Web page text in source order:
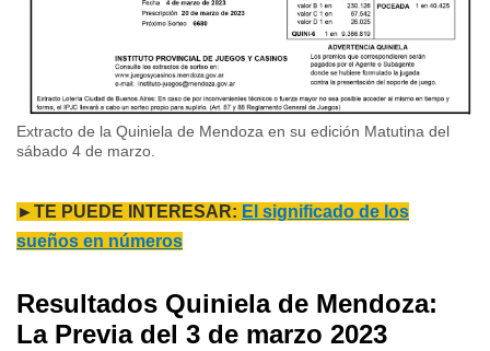
Extracto de la Quiniela de Mendoza en su edición Matutina del
sábado 4 de marzo.
►TE PUEDE INTERESAR: El significado de los
sueños en números
Resultados Quiniela de Mendoza:
La Previa del 3 de marzo 2023